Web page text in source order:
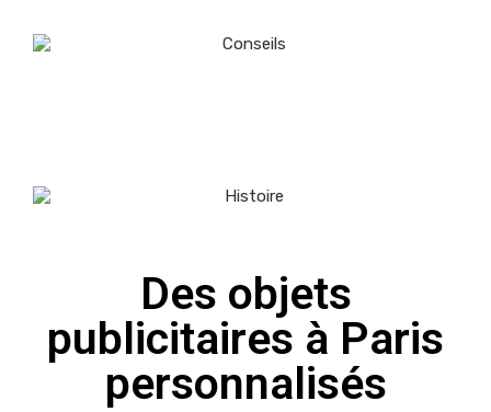
Des objets
publicitaires à Paris
personnalisés